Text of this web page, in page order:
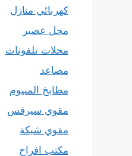
كهربائي منازل
محل عصير
محلات تلفونات
مصاعد
مطابخ المنيوم
مقوي سيرفس
مقوي شبكة
مكتب افراح